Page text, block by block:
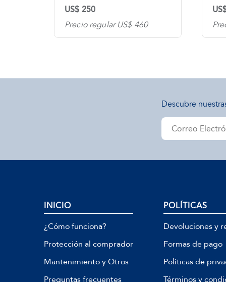
US$ 250
Precio regular US$ 460
Descubre
INICIO
¿Cómo funciona?
Protección al comprador
Mantenimiento y Otros
Preguntas frecuentes
POLÍTICAS
Devoluciones y
Formas de pago
Políticas de
Términos y